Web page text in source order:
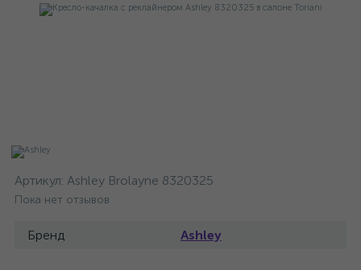
Артикул: Ashley Brolayne 8320325
Пока нет отзывов
Бренд Ashley